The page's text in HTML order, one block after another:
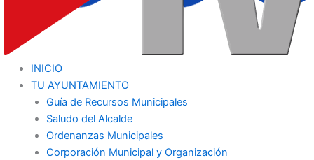
INICIO
TU AYUNTAMIENTO
Guía de Recursos Municipales
Saludo del Alcalde
Ordenanzas Municipales
Corporación Municipal y Organización